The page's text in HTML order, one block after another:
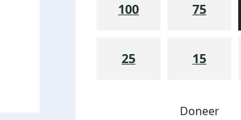
100 75
25 15
Doneer